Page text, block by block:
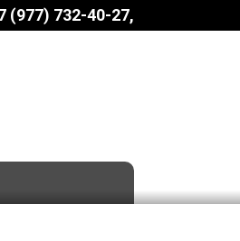
(977) 732-40-27